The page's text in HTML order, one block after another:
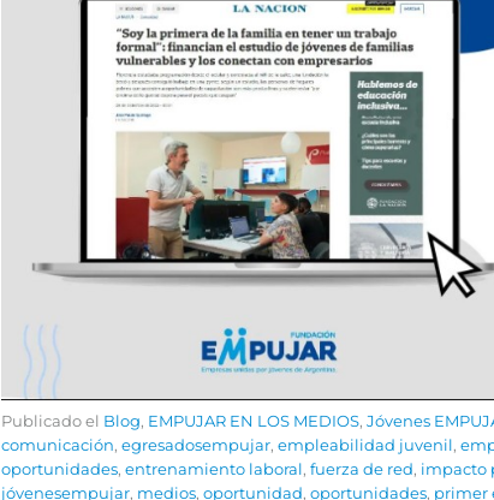
Publicado el Blog, EMPUJAR EN LOS MEDIOS, Jóvenes
comunicación, egresadosempujar, empleabilidad juvenil,
oportunidades, entrenamiento laboral, fuerza de red, impacto
jóvenesempujar, medios, oportunidad, oportunidades, primer